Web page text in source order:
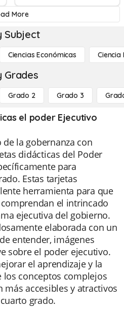
More
Subject
Ciencias Económicas Ciencia
Grades
Grado 2 Grado 3
el poder Ejecutivo
la gobernanza con
didácticas del Poder
para
Estas tarjetas
herramienta para que
el intrincado
ejecutiva del gobierno.
elaborada con un
entender, imágenes
sobre el poder ejecutivo.
el aprendizaje y la
los conceptos complejos
más accesibles y atractivos
grado.